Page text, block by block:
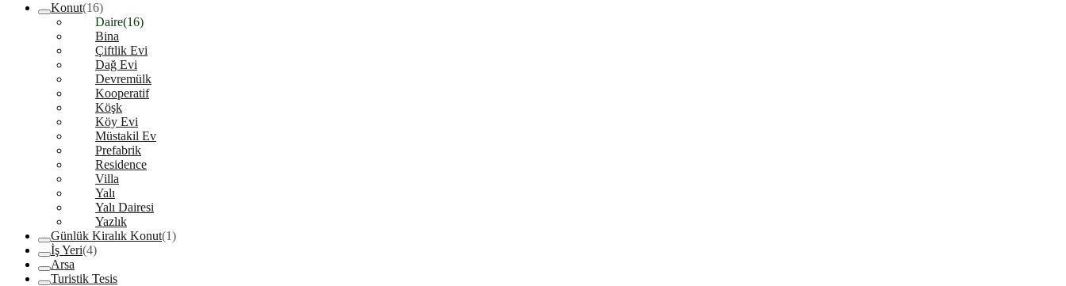
Konut(16)
Daire(16)
Bina
Çiftlik Evi
Dağ Evi
Devremülk
Kooperatif
Köşk
Köy Evi
Müstakil Ev
Prefabrik
Residence
Villa
Yalı
Yalı Dairesi
Yazlık
Günlük Kiralık Konut(1)
İş Yeri(4)
Arsa
Turistik Tesis